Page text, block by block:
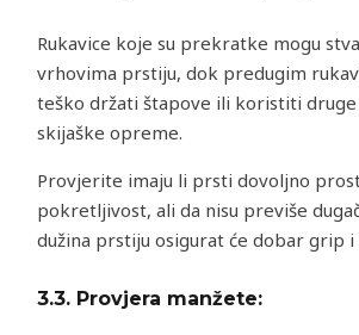
Rukavice koje su prekratke mogu
vrhovima prstiju, dok predugim
teško držati štapove ili koristiti
skijaške opreme.
Provjerite imaju li prsti dovoljno
pokretljivost, ali da nisu previše
dužina prstiju osigurat će dobar grip
3.3. Provjera manžete: